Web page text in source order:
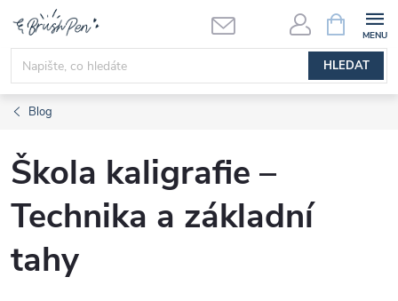
obsah
HLEDAT
NÁKUPNÍ
KOŠÍK
Blog
Škola kaligrafie –
Technika a základní
tahy